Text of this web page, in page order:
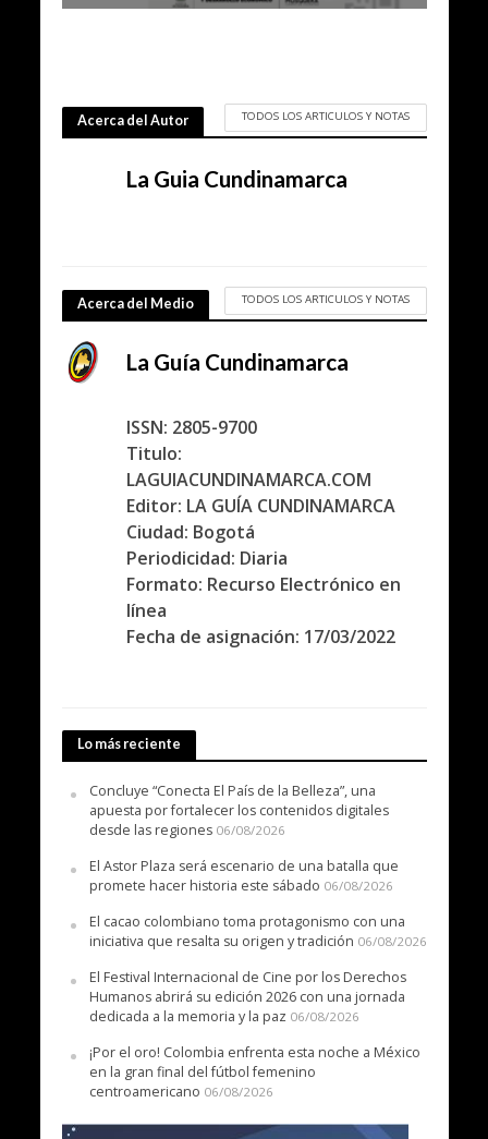
Acerca del Autor TODOS LOS ARTICULOS Y NOTAS
La Guia Cundinamarca
Acerca del Medio TODOS LOS ARTICULOS Y NOTAS
La Guía Cundinamarca
ISSN: 2805-9700
Titulo:
LAGUIACUNDINAMARCA.COM
Editor: LA GUÍA CUNDINAMARCA
Ciudad: Bogotá
Periodicidad: Diaria
Formato: Recurso Electrónico en
línea
Fecha de asignación: 17/03/2022
Lo más reciente
Concluye “Conecta El País de la Belleza”, una
apuesta por fortalecer los contenidos digitales
desde las regiones 06/08/2026
El Astor Plaza será escenario de una batalla que
promete hacer historia este sábado 06/08/2026
El cacao colombiano toma protagonismo con una
iniciativa que resalta su origen y tradición 06/08/2026
El Festival Internacional de Cine por los Derechos
Humanos abrirá su edición 2026 con una jornada
dedicada a la memoria y la paz 06/08/2026
¡Por el oro! Colombia enfrenta esta noche a México
en la gran final del fútbol femenino
centroamericano 06/08/2026